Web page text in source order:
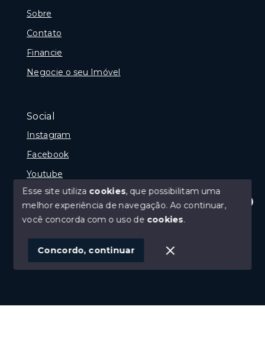
Olá! Estamos disponíveis para te ajudar.
Sobre
Contato
Financie
Negocie o seu Imóvel
Social
Instagram
Facebook
Youtube
© Copyright 2026 - Gramado Class - Todos os direitos
SITE PARA IMOBILIARIA
Esse site utiliza cookies, que possibilitam uma
melhor experiência de navegação.Ao continuar,
você concorda com o uso de cookies.
Concordo, continuar